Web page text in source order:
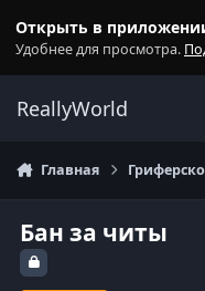
Открыть в
Удобнее для просмотра.
ReallyWorld
Главная
Бан за читы